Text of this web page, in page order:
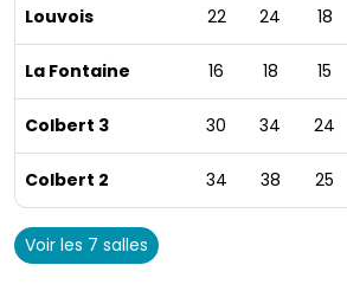
Louvois 22 24 18
La Fontaine 16 18 15
Colbert 3 30 34 24
Colbert 2 34 38 25
Voir les 7 salles